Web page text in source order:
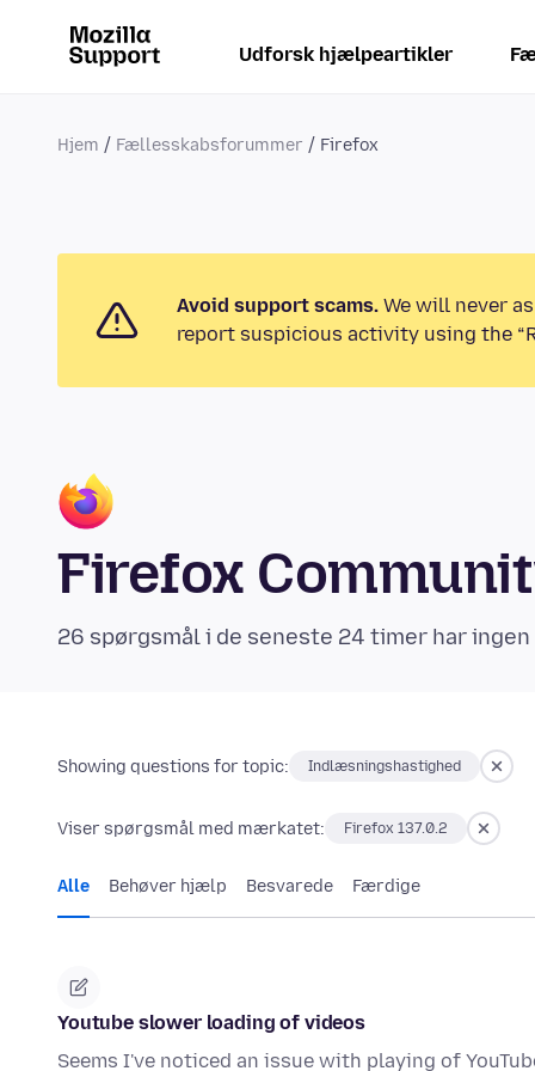
Udforsk hjælpeartikler
Hjem Fællesskabsforummer Firefox
Avoid support scams. We will never
report suspicious activity using the
Firefox
26 spørgsmål i de seneste 24 timer har
Showing questions for topic: Indlæsningshastighed
Viser spørgsmål med mærkatet: Firefox 137.0.2
Alle Behøver hjælp Besvarede Færdige
Youtube slower loading of videos
Seems I've noticed an issue with playing of